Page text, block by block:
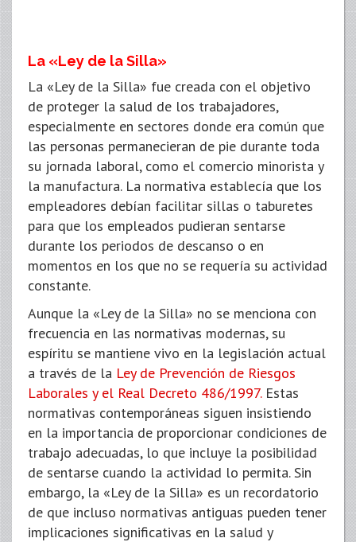
La «Ley de la Silla»
La «Ley de la Silla» fue creada con el objetivo
de proteger la salud de los trabajadores,
especialmente en sectores donde era común que
las personas permanecieran de pie durante toda
su jornada laboral, como el comercio minorista y
la manufactura. La normativa establecía que los
empleadores debían facilitar sillas o taburetes
para que los empleados pudieran sentarse
durante los periodos de descanso o en
momentos en los que no se requería su actividad
constante.
Aunque la «Ley de la Silla» no se menciona con
frecuencia en las normativas modernas, su
espíritu se mantiene vivo en la legislación actual
a través de la Ley de Prevención de Riesgos
Laborales y el Real Decreto 486/1997.Estas
normativas contemporáneas siguen insistiendo
en la importancia de proporcionar condiciones de
trabajo adecuadas, lo que incluye la posibilidad
de sentarse cuando la actividad lo permita. Sin
embargo, la «Ley de la Silla» es un recordatorio
de que incluso normativas antiguas pueden tener
implicaciones significativas en la salud y